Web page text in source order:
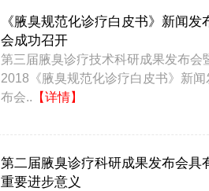
《腋臭规范化诊疗白皮书》新闻发
会成功召开
第三届腋臭诊疗技术科研成果发布会
2018《腋臭规范化诊疗白皮书》新闻
布会.. 【详情】
第二届腋臭诊疗科研成果发布会具
重要进步意义